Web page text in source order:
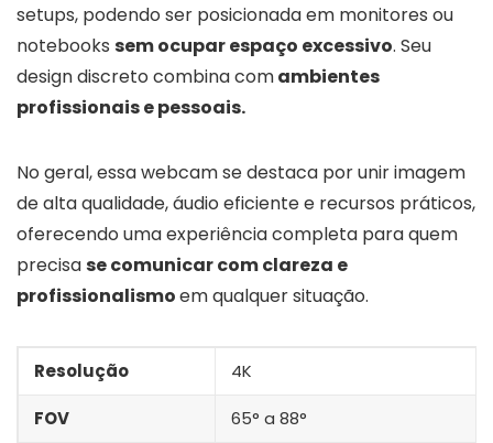
setups, podendo ser posicionada em monitores ou
notebooks sem ocupar espaço excessivo. Seu
design discreto combina comambientes
profissionais e pessoais.
No geral, essa webcam se destaca por unir imagem
de alta qualidade, áudio eficiente e recursos práticos,
oferecendo uma experiência completa para quem
precisase comunicar com clareza e
profissionalismoem qualquer situação.
Resolução 4K
FOV 65° a 88°